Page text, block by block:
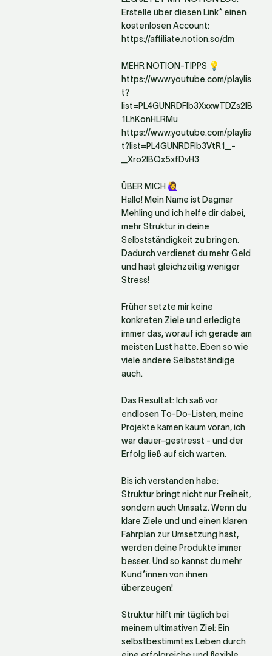
Erstelle über diesen Link* einen
kostenlosen Account:
https://affiliate.notion.so/dm
MEHR NOTION-TIPPS 💡
https://www.youtube.com/playlis
t?
list=PL4GUNRDFlb3XxxwTDZs2IB
1LhKonHLRMu
https://www.youtube.com/playlis
t?list=PL4GUNRDFlb3VtR1_-
_Xro2lBQx5xfDvH3
ÜBER MICH 🙋‍♀️
Hallo! Mein Name ist Dagmar
Mehling und ich helfe dir dabei,
mehr Struktur in deine
Selbstständigkeit zu bringen.
Dadurch verdienst du mehr Geld
und hast gleichzeitig weniger
Stress!
Früher setzte mir keine
konkreten Ziele und erledigte
immer das, worauf ich gerade am
meisten Lust hatte. Eben so wie
viele andere Selbstständige
auch.
Das Resultat: Ich saß vor
endlosen To-Do-Listen, meine
Projekte kamen kaum voran, ich
war dauer-gestresst - und der
Erfolg ließ auf sich warten.
Bis ich verstanden habe:
Struktur bringt nicht nur Freiheit,
sondern auch Umsatz. Wenn du
klare Ziele und und einen klaren
Fahrplan zur Umsetzung hast,
werden deine Produkte immer
besser. Und so kannst du mehr
Kund*innen von ihnen
überzeugen!
Struktur hilft mir täglich bei
meinem ultimativen Ziel: Ein
selbstbestimmtes Leben durch